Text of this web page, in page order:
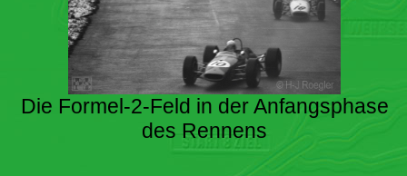
Die Formel-2-Feld in der Anfangsphase
des Rennens